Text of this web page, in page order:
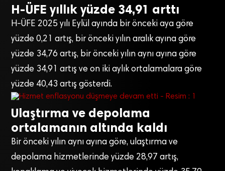
H-ÜFE yıllık yüzde 34,91 arttı
H-ÜFE 2025 yılı Eylül ayında bir önceki aya göre
yüzde 0,21 artış, bir önceki yılın aralık ayına göre
yüzde 34,76 artış, bir önceki yılın aynı ayına göre
yüzde 34,91 artış ve on iki aylık ortalamalara göre
yüzde 40,43 artış gösterdi.
Ulaştırma ve depolama
ortalamanın altında kaldı
Bir önceki yılın aynı ayına göre, ulaştırma ve
depolama hizmetlerinde yüzde 28,97 artış,